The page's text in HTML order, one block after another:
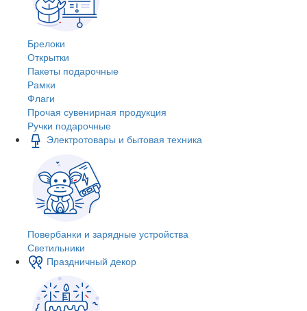
Брелоки
Открытки
Пакеты подарочные
Рамки
Флаги
Прочая сувенирная продукция
Ручки подарочные
Электротовары и бытовая техника
Повербанки и зарядные устройства
Светильники
Праздничный декор